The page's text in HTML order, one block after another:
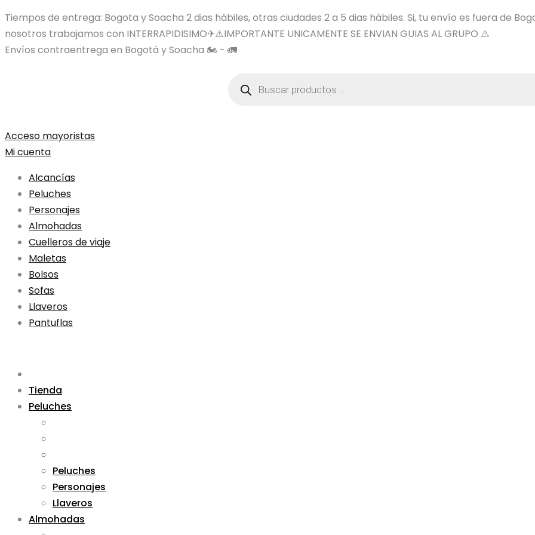
Tiempos de entrega: Bogota y Soacha 2 dias hábiles, otras ciudades 2 a 5 dias hábiles. Si, tu envío es fuera de
nosotros trabajamos con INTERRAPIDISIMO✈⚠️IMPORTANTE UNICAMENTE SE ENVIAN GUIAS AL GRUPO ⚠️
Envíos contraentrega en Bogotá y Soacha 🏍️ - 🚛
productos
Acceso mayoristas
Mi cuenta
Alcancías
Peluches
Personajes
Almohadas
Cuelleros de viaje
Maletas
Bolsos
Sofas
Llaveros
Pantuflas
Tienda
Peluches
Peluches
Personajes
Llaveros
Almohadas